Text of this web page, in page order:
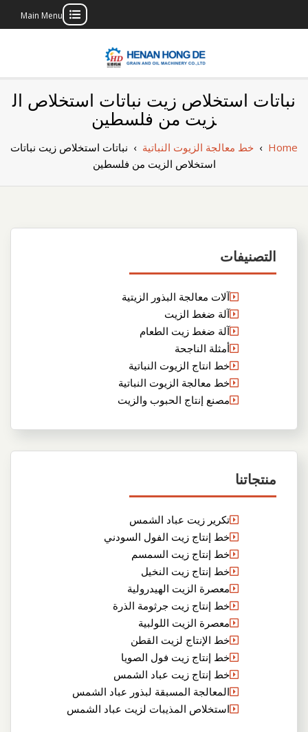
Main Menu
بناء مصنع إنتاج
الزيوت النباتية
الخاص بك
نباتات استخلاص زيت نباتات استخلاص ال
زيت من فلسطين
Home
› خط معالجة الزيوت النباتية › نباتات استخلاص زيت نباتات
استخلاص الزيت من فلسطين
التصنيفات
آلات معالجة البذور الزيتية
آلة ضغط الزيت
آلة ضغط زيت الطعام
أمثلة الناجحة
خط انتاج الزيوت النباتية
خط معالجة الزيوت النباتية
مصنع إنتاج الحبوب والزيت
منتجاتنا
تكرير زيت عباد الشمس
خط إنتاج زيت الفول السودني
خط إنتاج زيت السمسم
خط إنتاج زيت النخيل
معصرة الزيت الهيدرولية
خط إنتاج زيت جرثومة الذرة
معصرة الزيت اللولبية
خط الإنتاج لزيت القطن
خط إنتاج زيت فول الصويا
خط إنتاج زيت عباد الشمس
المعالجة المسبقة لبذور عباد الشمس
استخلاص المذيبات لزيت عباد الشمس